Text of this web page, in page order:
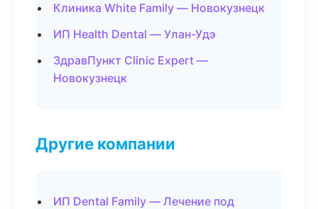
Клиника White Family — Новокузнецк
ИП Health Dental — Улан-Удэ
ЗдравПункт Clinic Expert —
Новокузнецк
Другие компании
ИП Dental Family — Лечение под